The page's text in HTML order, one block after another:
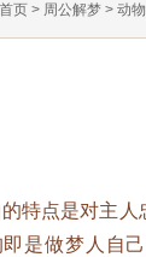
首页 > 周公解梦 > 动物
点是对主人忠
是做梦人自